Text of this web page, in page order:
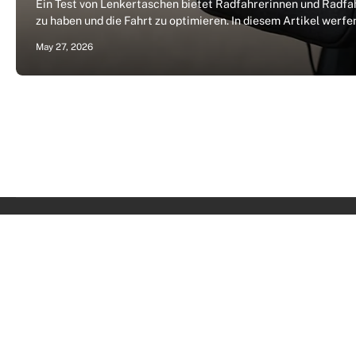
Ein Test von Lenkertaschen bietet Radfahrerinnen und
zu haben und die Fahrt zu optimieren. In diesem Artikel
May 27, 2026